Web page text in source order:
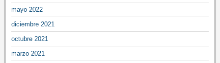
mayo 2022
diciembre 2021
octubre 2021
marzo 2021